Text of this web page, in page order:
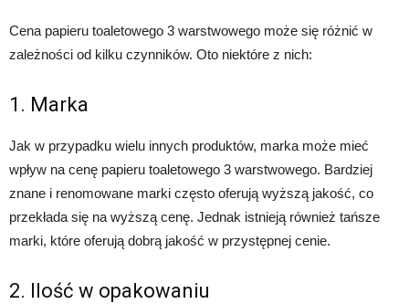
Cena papieru toaletowego 3 warstwowego może się różnić w
zależności od kilku czynników. Oto niektóre z nich:
1. Marka
Jak w przypadku wielu innych produktów, marka może mieć
wpływ na cenę papieru toaletowego 3 warstwowego. Bardziej
znane i renomowane marki często oferują wyższą jakość, co
przekłada się na wyższą cenę. Jednak istnieją również tańsze
marki, które oferują dobrą jakość w przystępnej cenie.
2. Ilość w opakowaniu